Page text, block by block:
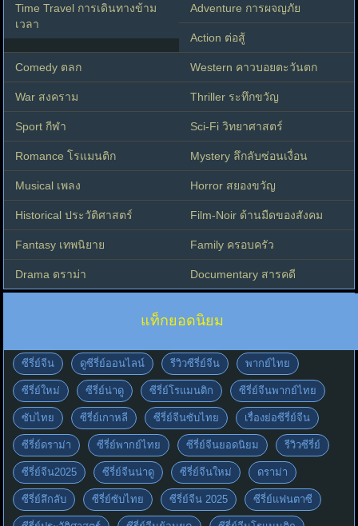
Time Travel การเดินทางข้าม
เวลา
Adventure การผจญภัย
Action ต่อสู้
Comedy ตลก Western คาวบอยตะวันตก
War สงคราม Thriller ระทึกขวัญ
Sport กีฬา Sci-Fi วิทยาศาสตร์
Romance โรแมนติก Mystery ลึกลับซ่อนเงื่อน
Musical เพลง Horror สยองขวัญ
Historical ประวัติศาสตร์ Film-Noir ด้านมืดของสังคม
Fantasy เทพนิยาย Family ครอบครัว
Drama ดราม่า Documentary สารคดี
แท็กยอดนิยม
ซีรี่ย์จีน ดูซีรี่ย์ออนไลน์ รีวิวซีรี่ย์จีน พากย์ไทย
ซีรี่ย์ใหม่ ซีรี่ย์น่าดู ซีรี่ย์โรแมนติก ซีรี่ย์จีนพากย์ไทย
ซับไทย ซีรี่ย์เกาหลี ซีรี่ย์จีนซับไทย เรื่องย่อซีรี่ย์จีน
ซีรี่ย์ดราม่า ซีรี่ย์พากย์ไทย ซีรี่ย์จีนยอดนิยม รีวิวซีรี่ย์
ซีรี่ย์จีน2025 ซีรี่ย์จีนน่าดู ซีรี่ย์จีนใหม่ ดราม่า
ซีรี่ย์ลึกลับ ซีรี่ย์ซับไทย ซีรี่ย์จีน 2025 ซีรี่ย์แฟนตาซี